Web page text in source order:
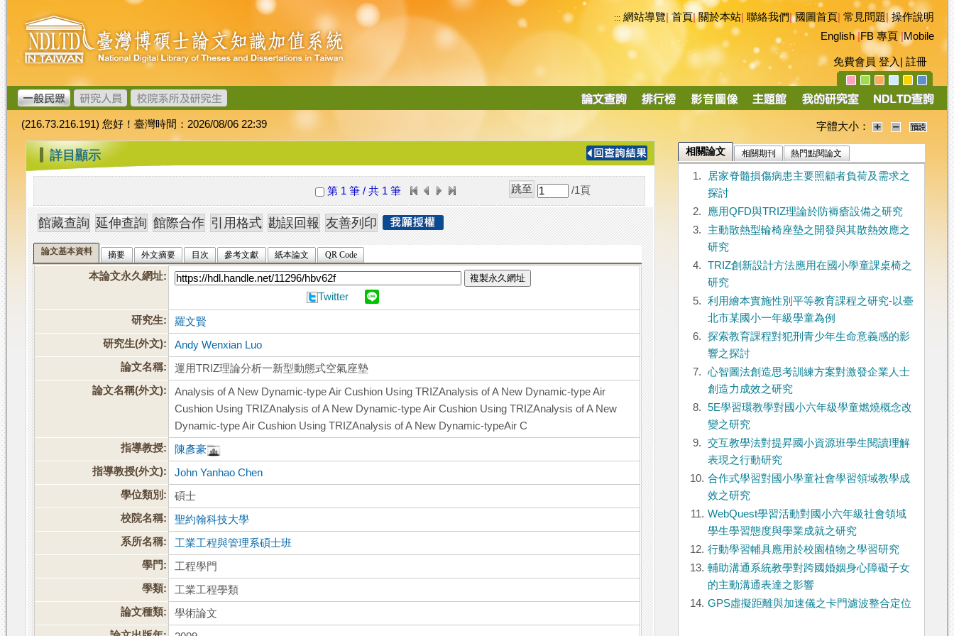
跳
到
主
要
內
容
臺
灣
博
碩
士
論
文
加
值
系
統
::: 網站導覽|首頁|關於本站 聯絡我們|國圖首頁 常見問題|操作說明
English|FB 專頁|Mobile
免費會員 登入 註冊
導
(216.73.216.191) 您好！臺灣時間：2026/08/06 22:39 字體大小：
::: 詳目顯示
第 1 筆 / 共 1 筆 /1 頁
論文基本資料 摘要 外文摘要 目次 參考文獻 紙本論文 QR Code
本論文永久網址: 複製永久網址
Twitter
研究生:
羅文賢
研究生(外文):
Andy Wenxian Luo
論文名稱:
運用TRIZ理論分析一新型動態式空氣座墊
論文名稱(外文):
Analysis of A New Dynamic-type Air Cushion Using TRIZAnalysis of A New Dynamic-type Air
Cushion Using TRIZAnalysis of A New Dynamic-type Air Cushion Using TRIZAnalysis of A New
Dynamic-type Air Cushion Using TRIZAnalysis of A New Dynamic-typeAir C
指導教授:
陳彥豪
指導教授(外文):
John Yanhao Chen
學位類別:
碩士
校院名稱:
聖約翰科技大學
系所名稱:
工業工程與管理系碩士班
學門:
工程學門
學類:
工業工程學類
論文種類:
學術論文
相關論文 相關期刊 熱門點閱論文
1.
居家脊髓損傷病患主要照顧者負荷及需求之
探討
2.
應用QFD與TRIZ理論於防褥瘡設備之研究
3.
主動散熱型輪椅座墊之開發與其散熱效應之
研究
4.
TRIZ創新設計方法應用在國小學童課桌椅之
研究
5.
利用繪本實施性別平等教育課程之研究-以臺
北市某國小一年級學童為例
6.
探索教育課程對犯刑青少年生命意義感的影
響之探討
7.
心智圖法創造思考訓練方案對激發企業人士
創造力成效之研究
8.
5E學習環教學對國小六年級學童燃燒概念改
變之研究
9.
交互教學法對提昇國小資源班學生閱讀理解
表現之行動研究
10. 合作式學習對國小學童社會學習領域教學成
效之研究
11. WebQuest學習活動對國小六年級社會領域
學生學習態度與學業成就之研究
12. 行動學習輔具應用於校園植物之學習研究
13. 輔助溝通系統教學對跨國婚姻身心障礙子女
的主動溝通表達之影響
14. GPS虛擬距離與加速儀之卡門濾波整合定位